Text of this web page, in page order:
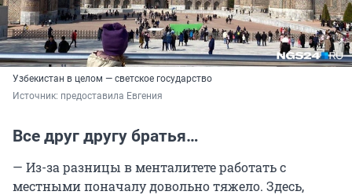
Узбекистан в целом — светское государство
Источник: предоставила Евгения
Все друг другу братья…
— Из-за разницы в менталитете работать с
местными поначалу довольно тяжело. Здесь,